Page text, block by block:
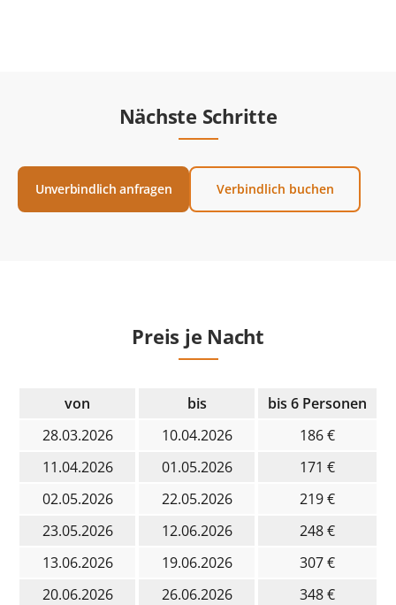
Nächste Schritte
Unverbindlich anfragen Verbindlich buchen
Preis je Nacht
von bis
bis 6 Personen
28.03.2026
10.04.2026
186 €
11.04.2026
01.05.2026
171 €
02.05.2026
22.05.2026
219 €
23.05.2026
12.06.2026
248 €
13.06.2026
19.06.2026
307 €
20.06.2026
26.06.2026
348 €